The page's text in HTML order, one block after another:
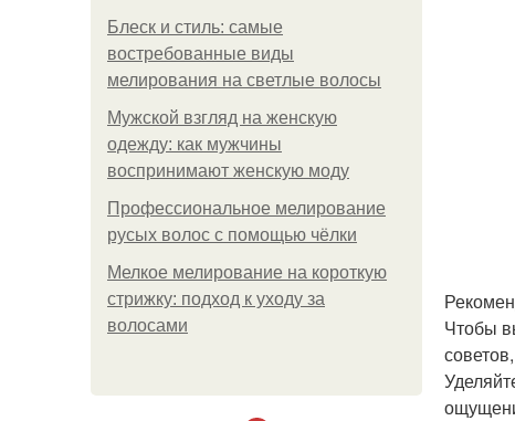
Блеск и стиль: самые
востребованные виды
мелирования на светлые волосы
Мужской взгляд на женскую
одежду: как мужчины
воспринимают женскую моду
Профессиональное мелирование
русых волос с помощью чёлки
Мелкое мелирование на короткую
стрижку: подход к уходу за
волосами
Чтобы